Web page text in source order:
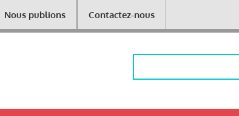
Nous publions Contactez-nous